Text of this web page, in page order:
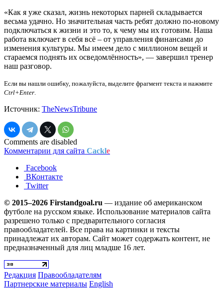
«Как я уже сказал, жизнь некоторых парней складывается
весьма удачно. Но значительная часть ребят должно по-новому
подключаться к жизни и это то, к чему мы их готовим. Наша
работа включает в себя всё – от управления финансами до
изменения культуры. Мы имеем дело с миллионом вещей и
стараемся поднять их осведомлённость», — завершил тренер
наш разговор.
Если вы нашли ошибку, пожалуйста, выделите фрагмент текста и нажмите
Ctrl+Enter
Источник: TheNewsTribune
Comments are disabled
Комментарии для сайта Cackle
Facebook
ВКонтакте
Twitter
© 2015–2026 Firstandgoal.ru — издание об американском
футболе на русском языке. Использование материалов cайта
разрешено только с предварительного согласия
правообладателей. Все права на картинки и тексты
принадлежат их авторам. Сайт может содержать контент, не
предназначенный для лиц младше 16 лет.
Редакция Правообладателям
Партнерские материалы English